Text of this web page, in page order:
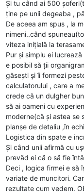
Și tu când ai 500
ține pe unii degeaba ,
De aceea am spus , la
nimeni..când
viteza inițială la
Pur și simplu ei
e posibil să ții
găsești și îi formezi
calculatorului , care a
crede că un dulgher
să ai oameni cu
moderne(că și astea se
planșe de detaliu ,în
Logistica din spate e
Și când unii afirmă cu
prevăd ei că o să fie
Deci , logica firmei e să
variate de muncitori.
rezultate cum vedem.